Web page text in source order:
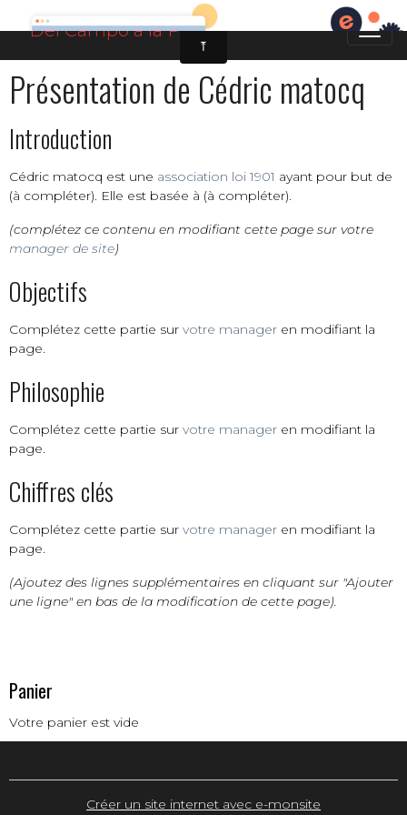
Présentation de Cédric matocq
Introduction
Cédric matocq est une association loi 1901 ayant pour but de
(à compléter). Elle est basée à (à compléter).
(complétez ce contenu en modifiant cette page sur votre
manager de site)
Objectifs
Complétez cette partie sur votre manager en modifiant la
page.
Philosophie
Complétez cette partie sur votre manager en modifiant la
page.
Chiffres clés
Complétez cette partie sur votre manager en modifiant la
page.
(Ajoutez des lignes supplémentaires en cliquant sur "Ajouter
une ligne" en bas de la modification de cette page).
Panier
Votre panier est vide
Créer un site internet avec e-monsite